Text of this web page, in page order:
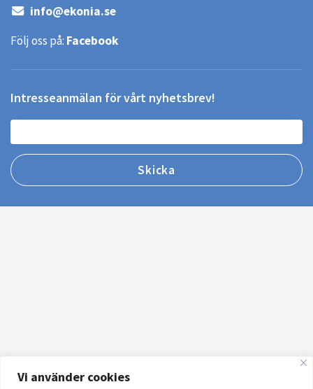
Vi använder cookies
info@ekonia.se
Följ oss på: Facebook
Intresseanmälan för vårt nyhetsbrev!